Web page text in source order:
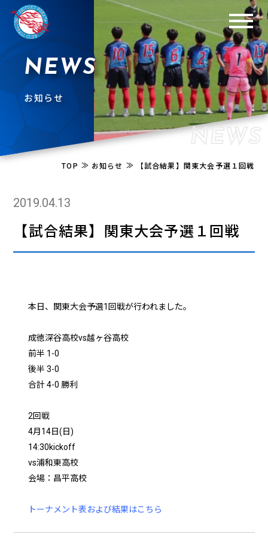
NEWS
お知らせ
TOP ≫ お知らせ ≫ 【試合結果】関東大会予選１回戦
2019.04.13
【試合結果】関東大会予選１回戦
本日、関東大会予選1回戦が行われました。
成徳深谷高校vs越ヶ谷高校
前半 1-0
後半 3-0
合計 4-0 勝利
2回戦
4月14日(日)
14:30kickoff
vs浦和東高校
会場：昌平高校
トーナメント表および結果はこちら